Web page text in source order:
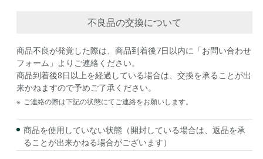
不良品の交換について
商品不良が発覚した際は、商品到着後7日以内に「お問い合わせ
フォーム」よりご連絡ください。
商品到着後8日以上を経過している場合は、交換を承ることが出
来かねますので予めご了承ください。
※ ご連絡の際は下記の状態にてご連絡をお願いします。
商品を使用していない状態（開封している場合は、返品を承
ることが出来かねる場合がございます）